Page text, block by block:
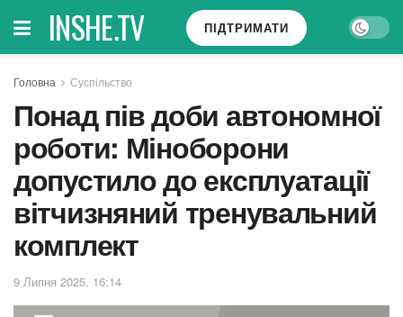
INSHE.TV ПІДТРИМАТИ
Головна Суспільство
Понад пів доби автономної
роботи: Міноборони
допустило до експлуатації
вітчизняний тренувальний
комплект
9 Липня 2025, 16:14